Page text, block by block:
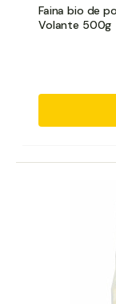
Faina bio de
Volante 500g